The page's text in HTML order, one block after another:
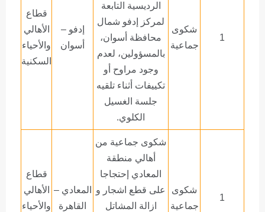
1
شكوى
جماعية
الرديسية التابعة
لمركز إدفو شمال
محافظة أسوان،
بالمسؤولين، لعدم
وجود مراوح أو
تكييفات أثناء تلقيه
جلسة الغسيل
الكلوي.
إدفو –
أسوان
قطاع
الأهالي
والأحياء
السكنية
1
شكوى
جماعية
شكوى جماعية من
أهالي منطقة
المعادي إحتجاجا
على قطع اشجار و
ازالة المشاتل
المعادي –
القاهرة
قطاع
الأهالي
والأحياء